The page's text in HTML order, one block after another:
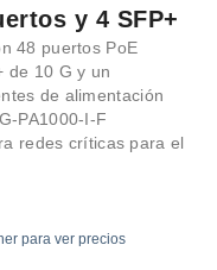
y 4 SFP+
48 puertos PoE
de 10 G y un
de alimentación
PA1000-I-F
redes críticas para el
para ver precios